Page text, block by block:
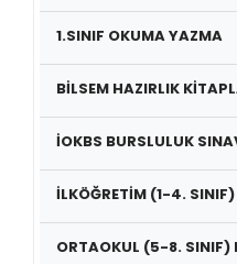
1.SINIF OKUMA YAZMA
BİLSEM HAZIRLIK
İOKBS BURSLULUK
İLKÖĞRETİM (1-4.
ORTAOKUL (5-8. SINIF)